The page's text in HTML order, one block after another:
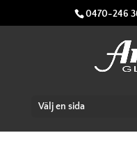
0470-246
Välj en sida